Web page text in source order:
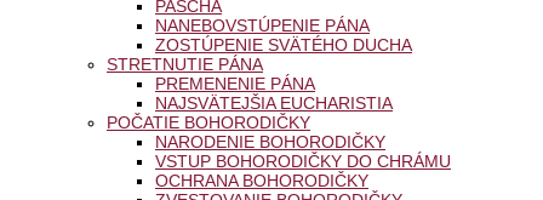
PASCHA
NANEBOVSTÚPENIE PÁNA
ZOSTÚPENIE SVÄTÉHO DUCHA
STRETNUTIE PÁNA
PREMENENIE PÁNA
NAJSVÄTEJŠIA EUCHARISTIA
POČATIE BOHORODIČKY
NARODENIE BOHORODIČKY
VSTUP BOHORODIČKY DO CHRÁMU
OCHRANA BOHORODIČKY